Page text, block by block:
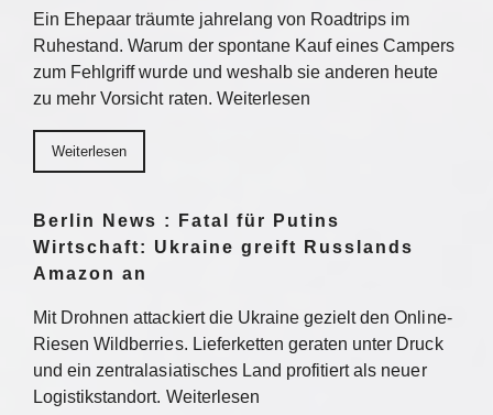
Ein Ehepaar träumte jahrelang von Roadtrips im
Ruhestand. Warum der spontane Kauf eines Campers
zum Fehlgriff wurde und weshalb sie anderen heute
zu mehr Vorsicht raten. Weiterlesen
Weiterlesen
Berlin News : Fatal für Putins
Wirtschaft: Ukraine greift Russlands
Amazon an
Mit Drohnen attackiert die Ukraine gezielt den Online-
Riesen Wildberries. Lieferketten geraten unter Druck
und ein zentralasiatisches Land profitiert als neuer
Logistikstandort. Weiterlesen